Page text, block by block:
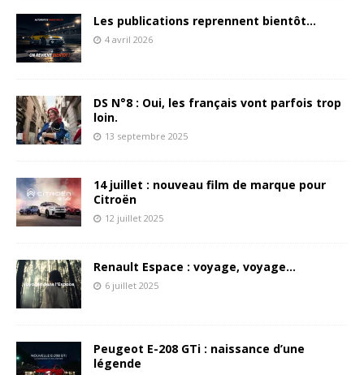
Les publications reprennent bientôt…
4 avril 2026
DS N°8 : Oui, les français vont parfois trop
loin.
13 septembre 2025
14 juillet : nouveau film de marque pour
Citroën
12 juillet 2025
Renault Espace : voyage, voyage…
6 juillet 2025
Peugeot E-208 GTi : naissance d’une
légende